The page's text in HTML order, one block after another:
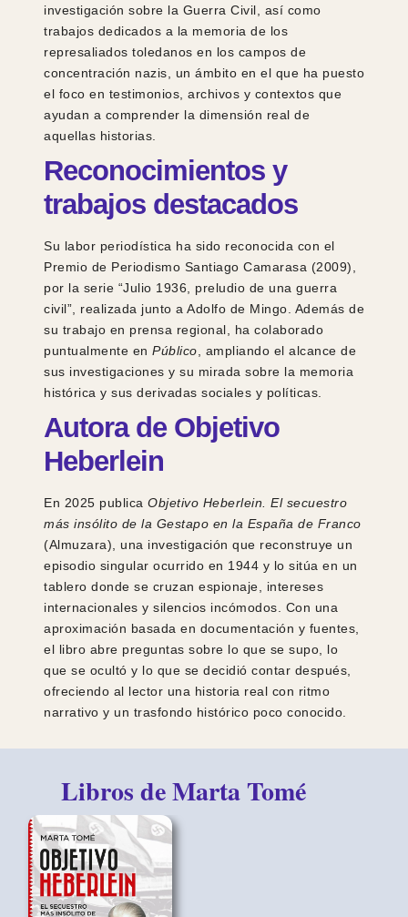
investigación sobre la Guerra Civil, así como
trabajos dedicados a la memoria de los
represaliados toledanos en los campos de
concentración nazis, un ámbito en el que ha puesto
el foco en testimonios, archivos y contextos que
ayudan a comprender la dimensión real de
aquellas historias.
Reconocimientos y
trabajos destacados
Su labor periodística ha sido reconocida con el
Premio de Periodismo Santiago Camarasa (2009),
por la serie “Julio 1936, preludio de una guerra
civil”, realizada junto a Adolfo de Mingo. Además de
su trabajo en prensa regional, ha colaborado
puntualmente en Público , ampliando el alcance de
sus investigaciones y su mirada sobre la memoria
histórica y sus derivadas sociales y políticas.
Autora de Objetivo
Heberlein
En 2025 publica Objetivo Heberlein. El secuestro
más insólito de la Gestapo en la España de Franco
(Almuzara), una investigación que reconstruye un
episodio singular ocurrido en 1944 y lo sitúa en un
tablero donde se cruzan espionaje, intereses
internacionales y silencios incómodos. Con una
aproximación basada en documentación y fuentes,
el libro abre preguntas sobre lo que se supo, lo
que se ocultó y lo que se decidió contar después,
ofreciendo al lector una historia real con ritmo
narrativo y un trasfondo histórico poco conocido.
Libros de Marta Tomé